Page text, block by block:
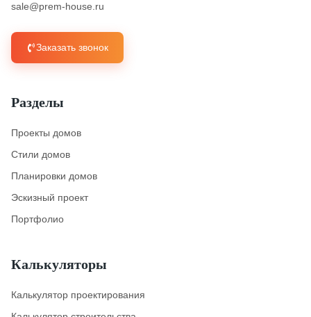
sale@prem-house.ru
Заказать звонок
Разделы
Проекты домов
Стили домов
Планировки домов
Эскизный проект
Портфолио
Калькуляторы
Калькулятор проектирования